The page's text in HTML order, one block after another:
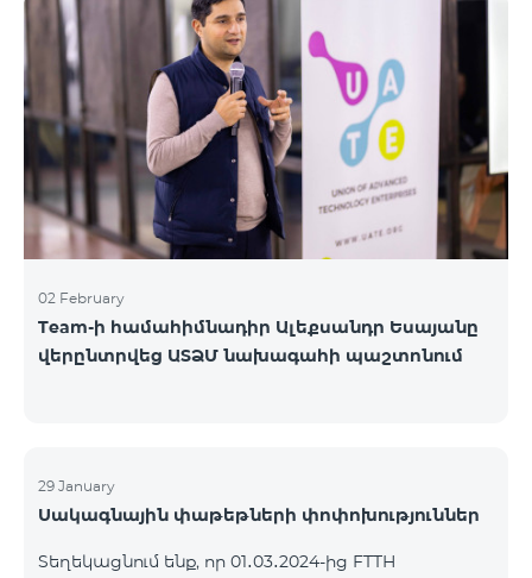
ցանց», «Բիզնես-ակտիվ», «Էքսկլյուզիվ Բիզնես»,
«Լավագույն գործընկեր»
02 February
Team-ի համահիմնադիր Ալեքսանդր Եսայանը
վերընտրվեց ԱՏՁՄ նախագահի պաշտոնում
29 January
Սակագնային փաթեթների փոփոխություններ
Տեղեկացնում ենք, որ 01․03․2024-ից FTTH